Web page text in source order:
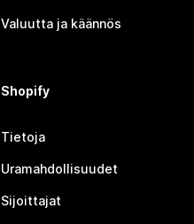
Valuutta ja käännös
Shopify
Tietoja
Uramahdollisuudet
Sijoittajat